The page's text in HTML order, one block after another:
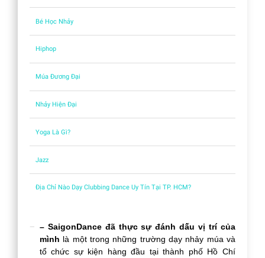
Bé Học Nhảy
Hiphop
Múa Đương Đại
Nhảy Hiện Đại
Yoga Là Gì?
Jazz
Địa Chỉ Nào Dạy Clubbing Dance Uy Tín Tại TP. HCM?
– SaigonDance đã thực sự đánh dấu vị trí của
mình là một trong những trường dạy nhảy múa và
tổ chức sự kiện hàng đầu tại thành phố Hồ Chí